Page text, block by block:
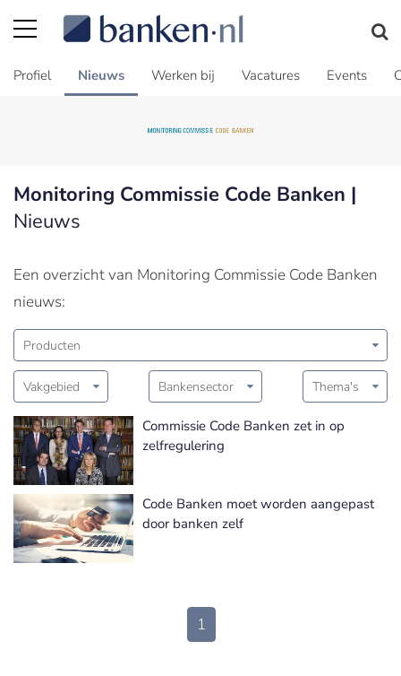
Profiel Nieuws Werken bij Vacatures Events
Monitoring Commissie Code Banken |
Nieuws
Een overzicht van Monitoring Commissie Code Banken
nieuws:
Producten
Vakgebied Bankensector Thema's
Commissie Code Banken zet in op
zelfregulering
Code Banken moet worden aangepast
door banken zelf
1